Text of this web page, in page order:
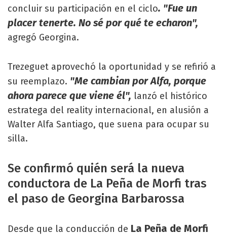
concluir su participación en el ciclo. "Fue un
placer tenerte. No sé por qué te echaron",
agregó Georgina.
Trezeguet aprovechó la oportunidad y se refirió a
su reemplazo. "Me cambian por Alfa, porque
ahora parece que viene él", lanzó el histórico
estratega del reality internacional, en alusión a
Walter Alfa Santiago, que suena para ocupar su
silla.
Se confirmó quién será la nueva
conductora de La Peña de Morfi tras
el paso de Georgina Barbarossa
Desde que la conducción de La Peña de Morfi